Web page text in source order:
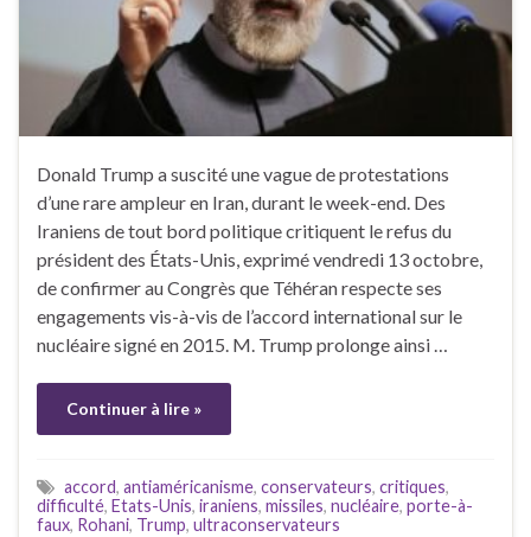
Donald Trump a suscité une vague de protestations
d’une rare ampleur en Iran, durant le week-end. Des
Iraniens de tout bord politique critiquent le refus du
président des États-Unis, exprimé vendredi 13 octobre,
de confirmer au Congrès que Téhéran respecte ses
engagements vis-à-vis de l’accord international sur le
nucléaire signé en 2015. M. Trump prolonge ainsi …
Continuer à lire »
accord, antiaméricanisme, conservateurs, critiques,
difficulté, Etats-Unis, iraniens, missiles, nucléaire, porte-à-
faux, Rohani, Trump, ultraconservateurs